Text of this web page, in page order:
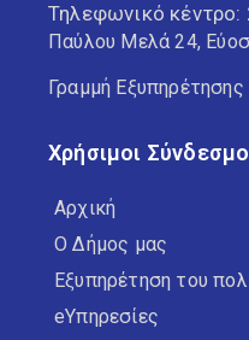
Τηλεφωνικό κέντρο:
Παύλου Μελά 24,
Γραμμή
Χρήσιμοι
Αρχική
Ο Δήμος μας
Εξυπηρέτηση του
eΥπηρεσίες